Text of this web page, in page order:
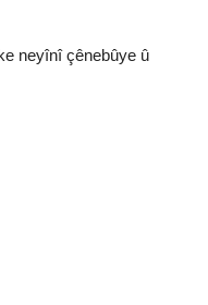
neyînî çênebûye û